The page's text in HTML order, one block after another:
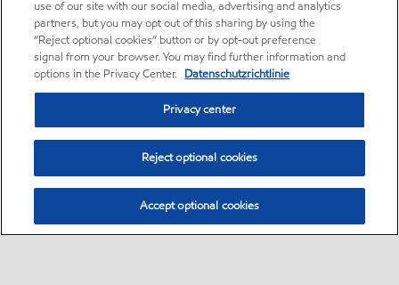
use of our site with our social media, advertising and analytics
partners, but you may opt out of this sharing by using the
“Reject optional cookies” button or by opt-out preference
signal from your browser. You may find further information and
options in the Privacy Center. Datenschutzrichtlinie
Privacy center
Reject optional cookies
Accept optional cookies